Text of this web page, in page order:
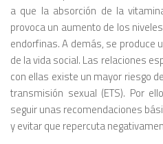
a que la absorción de la
provoca un aumento de los
endorfinas. A demás, se produce
de la vida social. Las relaciones
con ellas existe un mayor riesgo
transmisión sexual (ETS). Por
seguir unas recomendaciones
y evitar que repercuta